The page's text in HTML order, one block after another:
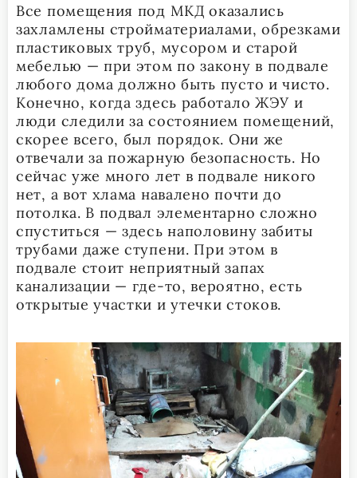
Все помещения под МКД оказались
захламлены стройматериалами, обрезками
пластиковых труб, мусором и старой
мебелью — при этом по закону в подвале
любого дома должно быть пусто и чисто.
Конечно, когда здесь работало ЖЭУ и
люди следили за состоянием помещений,
скорее всего, был порядок. Они же
отвечали за пожарную безопасность. Но
сейчас уже много лет в подвале никого
нет, а вот хлама навалено почти до
потолка. В подвал элементарно сложно
спуститься — здесь наполовину забиты
трубами даже ступени. При этом в
подвале стоит неприятный запах
канализации — где-то, вероятно, есть
открытые участки и утечки стоков.